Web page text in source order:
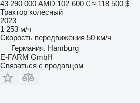
43 290 000 AMD 102 600 € ≈ 118 500 $
Трактор колесный
2023
1 253 м/ч
Скорость передвижения 50 км/ч
Германия, Hamburg
E-FARM GmbH
Связаться с продавцом